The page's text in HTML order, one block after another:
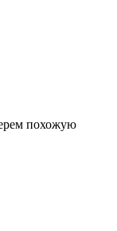
похожую